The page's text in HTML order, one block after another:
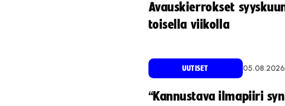
Avauskierrokset
toisella viikolla
UUTISET 05.08.2026
“Kannustava ilmapiiri